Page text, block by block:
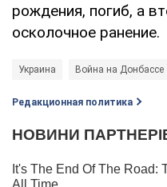
рождения, погиб, а
осколочное ранение.
Украина Война на Донбассе
Редакционная политика